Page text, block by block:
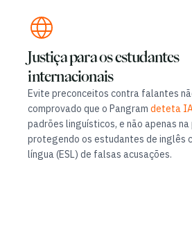
Justiça para os estudantes
internacionais
Evite preconceitos contra falantes
comprovado que o Pangramdeteta
padrões linguísticos, e não apenas
protegendo os estudantes de inglês
língua (ESL) de falsas acusações.